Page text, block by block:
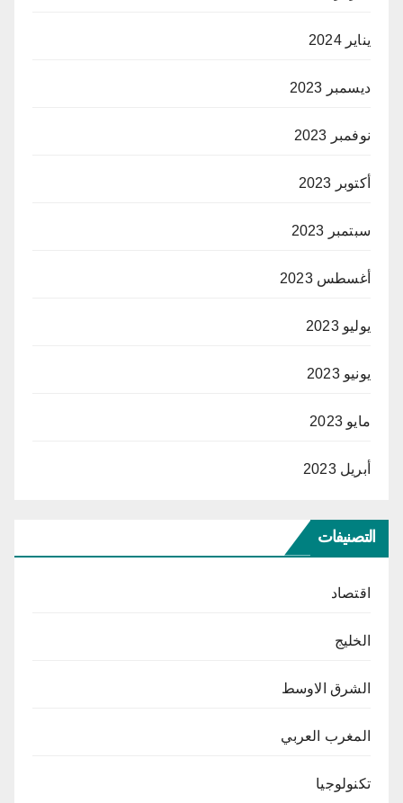
يناير 2024
ديسمبر 2023
نوفمبر 2023
أكتوبر 2023
سبتمبر 2023
أغسطس 2023
يوليو 2023
يونيو 2023
مايو 2023
أبريل 2023
التصنيفات
اقتصاد
الخليج
الشرق الاوسط
المغرب العربي
تكنولوجيا